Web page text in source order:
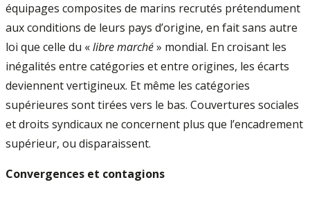
équipages composites de marins recrutés prétendument
aux conditions de leurs pays d’origine, en fait sans autre
loi que celle du «libre marché» mondial. En croisant les
inégalités entre catégories et entre origines, les écarts
deviennent vertigineux. Et même les catégories
supérieures sont tirées vers le bas. Couvertures sociales
et droits syndicaux ne concernent plus que l’encadrement
supérieur, ou disparaissent.
Convergences et contagions